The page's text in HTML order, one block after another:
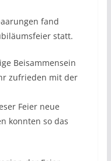
fand
statt.
Beisammensein
zufrieden mit der
Feier neue
konnten so das